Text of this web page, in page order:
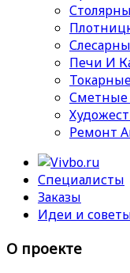
Печи И
Сметные
Ремонт
Специалисты
Заказы
Идеи и
О проекте